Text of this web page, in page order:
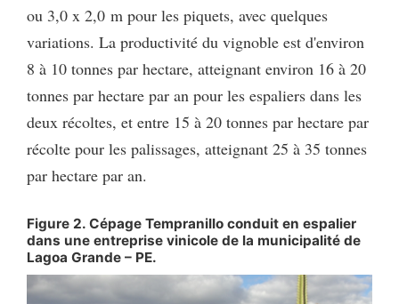
ou 3,0 x 2,0 m pour les piquets, avec quelques
variations. La productivité du vignoble est d'environ
8 à 10 tonnes par hectare, atteignant environ 16 à 20
tonnes par hectare par an pour les espaliers dans les
deux récoltes, et entre 15 à 20 tonnes par hectare par
récolte pour les palissages, atteignant 25 à 35 tonnes
par hectare par an.
Figure 2. Cépage Tempranillo conduit en espalier
dans une entreprise vinicole de la municipalité de
Lagoa Grande – PE.